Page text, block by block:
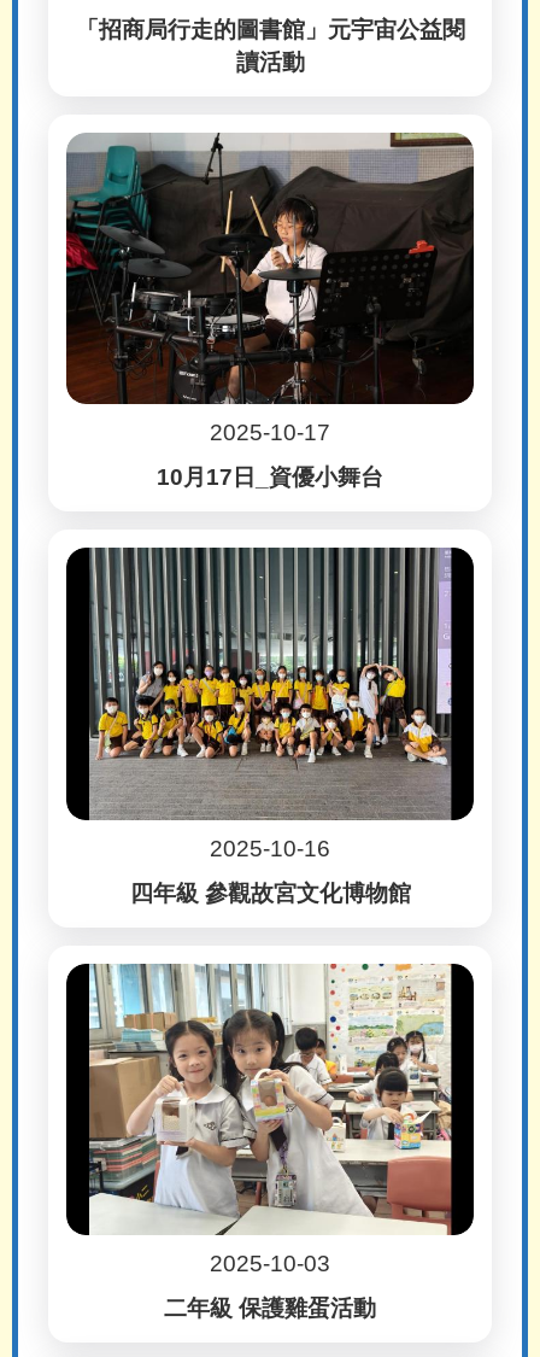
「招商局行走的圖書館」元宇宙公益閱
讀活動
2025-10-17
10月17日_資優小舞台
2025-10-16
四年級 參觀故宮文化博物館
2025-10-03
二年級 保護雞蛋活動